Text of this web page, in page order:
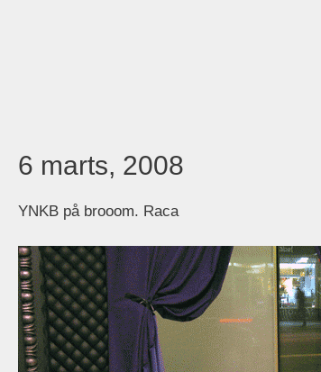
6 marts, 2008
YNKB på brooom. Raca